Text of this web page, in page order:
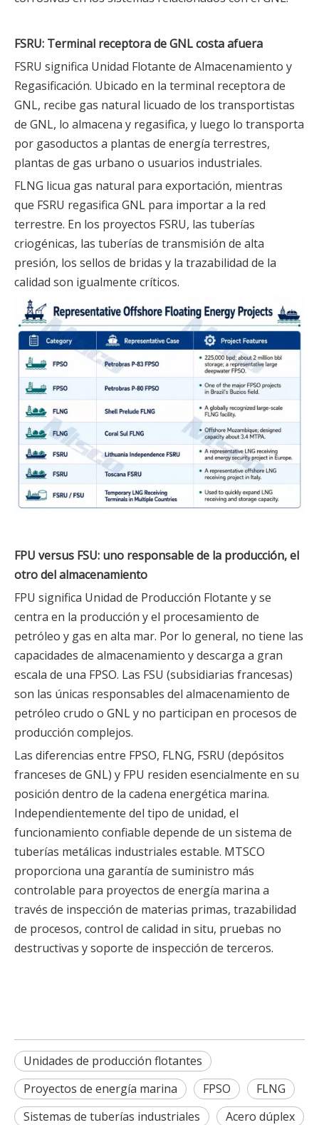
FSRU: Terminal receptora de GNL costa afuera
FSRU significa Unidad Flotante de Almacenamiento y
Regasificación. Ubicado en la terminal receptora de
GNL, recibe gas natural licuado de los transportistas
de GNL, lo almacena y regasifica, y luego lo transporta
por gasoductos a plantas de energía terrestres,
plantas de gas urbano o usuarios industriales.
FLNG licua gas natural para exportación, mientras
que FSRU regasifica GNL para importar a la red
terrestre. En los proyectos FSRU, las tuberías
criogénicas, las tuberías de transmisión de alta
presión, los sellos de bridas y la trazabilidad de la
calidad son igualmente críticos.
FPU versus FSU: uno responsable de la producción, el
otro del almacenamiento
FPU significa Unidad de Producción Flotante y se
centra en la producción y el procesamiento de
petróleo y gas en alta mar. Por lo general, no tiene las
capacidades de almacenamiento y descarga a gran
escala de una FPSO. Las FSU (subsidiarias francesas)
son las únicas responsables del almacenamiento de
petróleo crudo o GNL y no participan en procesos de
producción complejos.
Las diferencias entre FPSO, FLNG, FSRU (depósitos
franceses de GNL) y FPU residen esencialmente en su
posición dentro de la cadena energética marina.
Independientemente del tipo de unidad, el
funcionamiento confiable depende de un sistema de
tuberías metálicas industriales estable. MTSCO
proporciona una garantía de suministro más
controlable para proyectos de energía marina a
través de inspección de materias primas, trazabilidad
de procesos, control de calidad in situ, pruebas no
destructivas y soporte de inspección de terceros.
Unidades de producción flotantes
Proyectos de energía marina
FPSO
FLNG
Sistemas de tuberías industriales
Acero dúplex